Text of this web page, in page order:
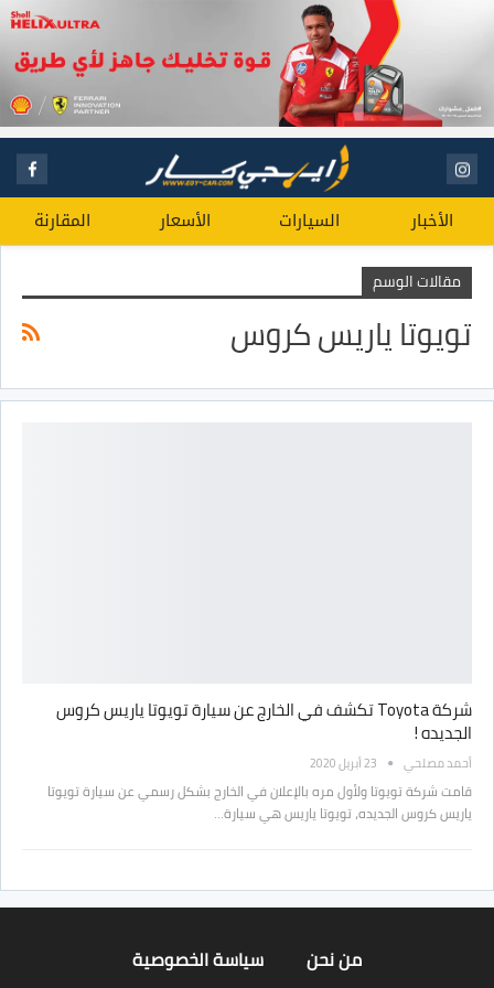
الأخبار السيارات الأسعار المقارنة
مقالات الوسم
تويوتا ياريس كروس
شركة Toyota تكشف في الخارج عن سيارة تويوتا ياريس كروس
الجديده !
أحمد مصلحي 23 أبريل 2020
قامت شركة تويوتا ولأول مره بالإعلان في الخارج بشكل رسمي عن سيارة تويوتا
ياريس كروس الجديده، تويوتا ياريس هي سيارة…
من نحن سياسة الخصوصية